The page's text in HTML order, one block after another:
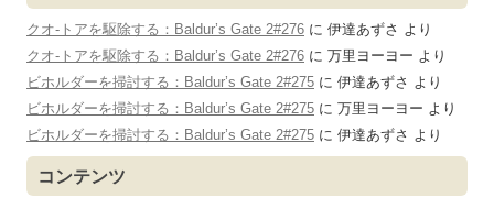
クオ-トアを駆除する：Baldur’s Gate 2#276 に 伊達あずさ より
クオ-トアを駆除する：Baldur’s Gate 2#276 に 万里ヨーヨー より
ビホルダーを掃討する：Baldur’s Gate 2#275 に 伊達あずさ より
ビホルダーを掃討する：Baldur’s Gate 2#275 に 万里ヨーヨー より
ビホルダーを掃討する：Baldur’s Gate 2#275 に 伊達あずさ より
コンテンツ